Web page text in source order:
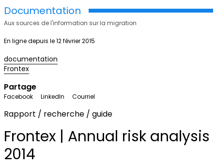
Documentation
Aux sources de l'information sur la migration
En ligne depuis le 12 février 2015
documentation
Frontex
Partage
Facebook LinkedIn Courriel
Rapport / recherche / guide
Frontex | Annual risk analysis
2014